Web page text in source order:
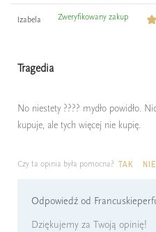
Izabela Zweryfikowany zakup
Tragedia
No niestety ???? mydło powidło.
kupuje, ale tych więcej nie kupię.
Czy ta opinia była pomocna? TAK NIE
Odpowiedź od
Dziękujemy za Twoją opinię!